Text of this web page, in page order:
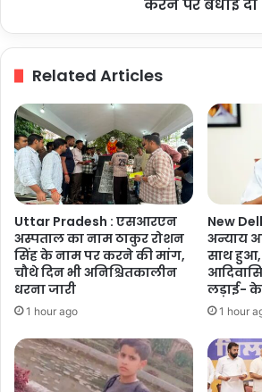
करने पर बधाई दी
Related Articles
Uttar Pradesh : एसआरएन
अस्पताल का नाम ठाकुर रोशन
सिंह के नाम पर करने की मांग,
चौथे दिन भी अनिश्चितकालीन
धरना जारी
1 hour ago
New
अन्याय
साथ हुआ,
लड़ाई-
1 hour